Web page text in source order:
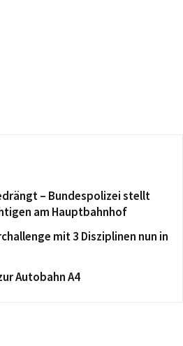
– Bundespolizei stellt
am Hauptbahnhof
mit 3 Disziplinen nun in
Autobahn A4